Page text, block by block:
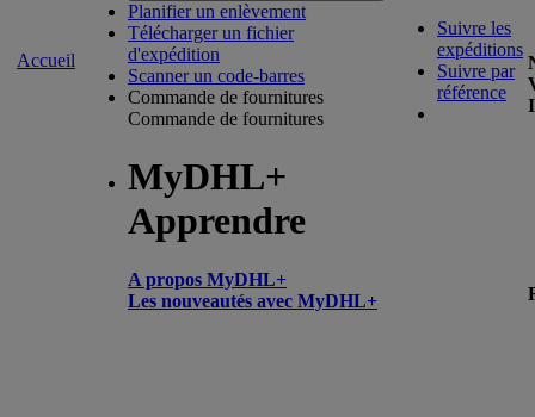
Accueil
Planifier un enlèvement
Télécharger un fichier
d'expédition
Scanner un code-barres
Commande de fournitures
Commande de fournitures
MyDHL+
Apprendre
A propos MyDHL+
Les nouveautés avec MyDHL+
Suivre les
expéditions
Suivre par
référence